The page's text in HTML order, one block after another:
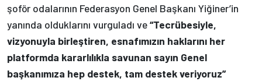
şoför odalarının Federasyon Genel Başkanı Yiğiner’in
yanında olduklarını vurguladı ve“Tecrübesiyle,
vizyonuyla birleştiren, esnafımızın haklarını her
platformda kararlılıkla savunan sayın Genel
başkanımıza hep destek, tam destek veriyoruz”